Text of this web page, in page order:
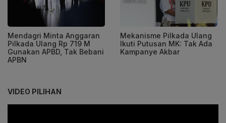
Mendagri Minta Anggaran
Pilkada Ulang Rp 719 M
Gunakan APBD, Tak Bebani
APBN
Mekanisme Pilkada Ulang
Ikuti Putusan MK: Tak Ada
Kampanye Akbar
VIDEO PILIHAN